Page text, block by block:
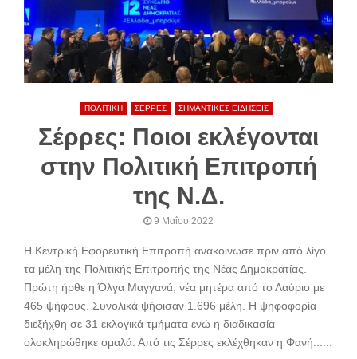
ΠΟΛΙΤΙΚΗ ΣΕΡΡΕΣ ΣΗΜΑΝΤΙΚΕΣ ΕΙΔΗΣΕΙΣ
Σέρρες: Ποιοι εκλέγονται
στην Πολιτική Επιτροπή
της Ν.Δ.
9 Μαΐου 2022
Η Κεντρική Εφορευτική Επιτροπή ανακοίνωσε πριν από λίγο
τα μέλη της Πολιτικής Επιτροπής της Νέας Δημοκρατίας.
Πρώτη ήρθε η Όλγα Μαγγανά, νέα μητέρα από το Λαύριο με
465 ψήφους. Συνολικά ψήφισαν 1.696 μέλη. Η ψηφοφορία
διεξήχθη σε 31 εκλογικά τμήματα ενώ η διαδικασία
ολοκληρώθηκε ομαλά. Από τις Σέρρες εκλέχθηκαν η Φανή......